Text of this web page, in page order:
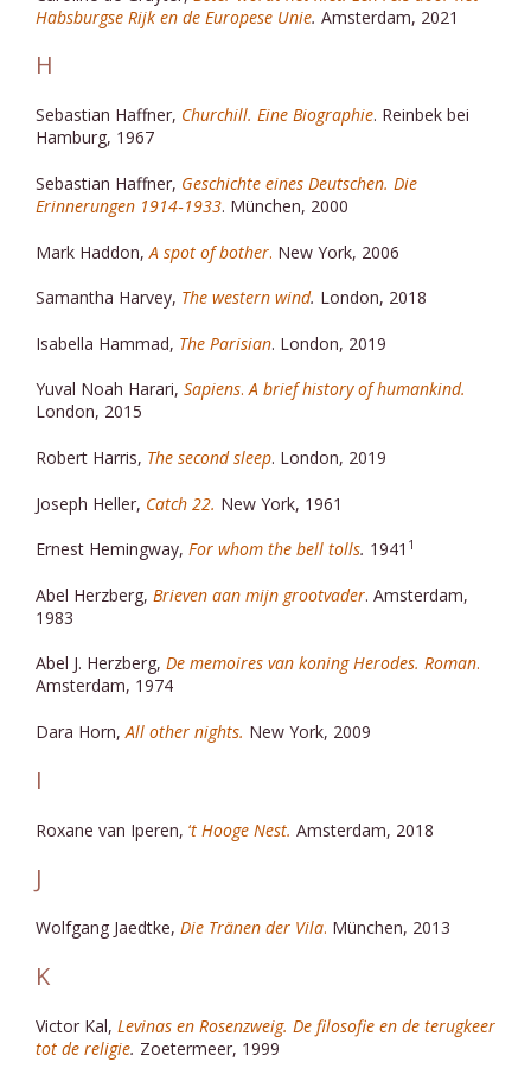
Habsburgse Rijk en de Europese Unie. Amsterdam, 2021
H
Sebastian Haffner, Churchill. Eine Biographie. Reinbek bei
Hamburg, 1967
Sebastian Haffner, Geschichte eines Deutschen. Die
Erinnerungen 1914‑1933. München, 2000
Mark Haddon, A spot of bother. New York, 2006
Samantha Harvey, The western wind. London, 2018
Isabella Hammad, The Parisian. London, 2019
Yuval Noah Harari, Sapiens. A brief history of humankind.
London, 2015
Robert Harris, The second sleep. London, 2019
Joseph Heller, Catch 22. New York, 1961
Ernest Hemingway, For whom the bell tolls. 1941 1
Abel Herzberg, Brieven aan mijn grootvader. Amsterdam,
1983
Abel J. Herzberg, De memoires van koning Herodes. Roman.
Amsterdam, 1974
Dara Horn,All other nights. New York, 2009
I
Roxane van Iperen, ‘t Hooge Nest. Amsterdam, 2018
J
Wolfgang Jaedtke, Die Tränen der Vila. München, 2013
K
Victor Kal, Levinas en Rosenzweig. De filosofie en de terugkeer
tot de religie. Zoetermeer, 1999